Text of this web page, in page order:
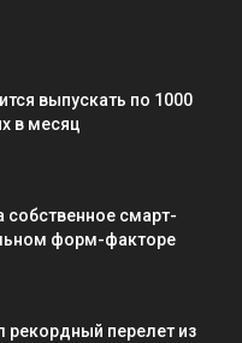
выпускать по 1000
в месяц
собственное смарт-
форм-факторе
рекордный перелет из